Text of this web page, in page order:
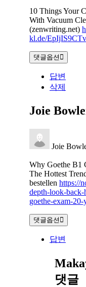
10 Things Your
With Vacuum
(zenwriting.net)
kl.de/
댓글옵션
답변
삭제
Joie
Joie
Why Goethe B1
The Hottest
bestellen https://
depth-look-
goethe-exam-20-
댓글옵션
답변
댓글